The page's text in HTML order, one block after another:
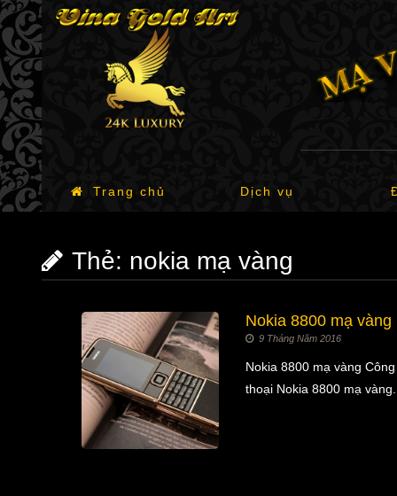
Trang chủ Dịch vụ
Thẻ: nokia mạ vàng
Nokia 8800 mạ vàng
9 Tháng Năm 2016
Nokia 8800 mạ vàng
thoại Nokia 8800 mạ